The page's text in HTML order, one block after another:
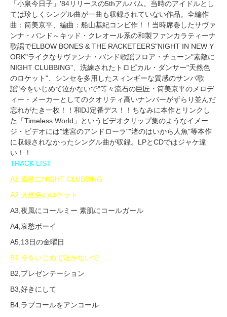
「小泉今日子」'84リリースの5thアルバム。当時のアイドルとし
ては珍しくシングル曲が一曲も収録されていない作品。全編作
曲：筒美京平、編曲：船山基紀コンビ作！！当時席巻したサヴァ
ンナ・バンド～キッド・クレオール系の和製ファンカラティーナ
歌謡でELBOW BONES & THE RACKETEERS"NIGHT IN NEW Y
ORK"ライクなサヴァンナ・バンド歌謡フロア・チューン"素敵に
NIGHT CLUBBING"、洗練されたトロピカル・ダンサー"天然色
のロケット"、シンセを多用したスィンギーな質感のサンバ歌
謡"今をいじめて泣かないで"等々流石の巨匠・筒美京平のメロデ
ィー・メーカーとしてのクオリティ高いナンバーがずらり並んだ
忘れがたき一枚！！和DJ定番デス！！ちなみに本作とリンクし
た「Timeless World」というビデオクリップ集のようなイメー
ジ・ビデオには"迷宮のアンドローラ""渚のはいから人魚"等本作
に収録されなかったシングル曲が収録。LPとCDではジャケ違
い！！
TRACK LIST
A1,素敵にNIGHT CLUBBING
A2,天然色のロケット
A3,夜風にコールミー 素肌にコールガール
A4,哀愁ボーイ
A5,13日の金曜日
B1,今をいじめて泣かないで
B2,プレゼンテーション
B3,好きにして
B4,ラブコールをアンコール